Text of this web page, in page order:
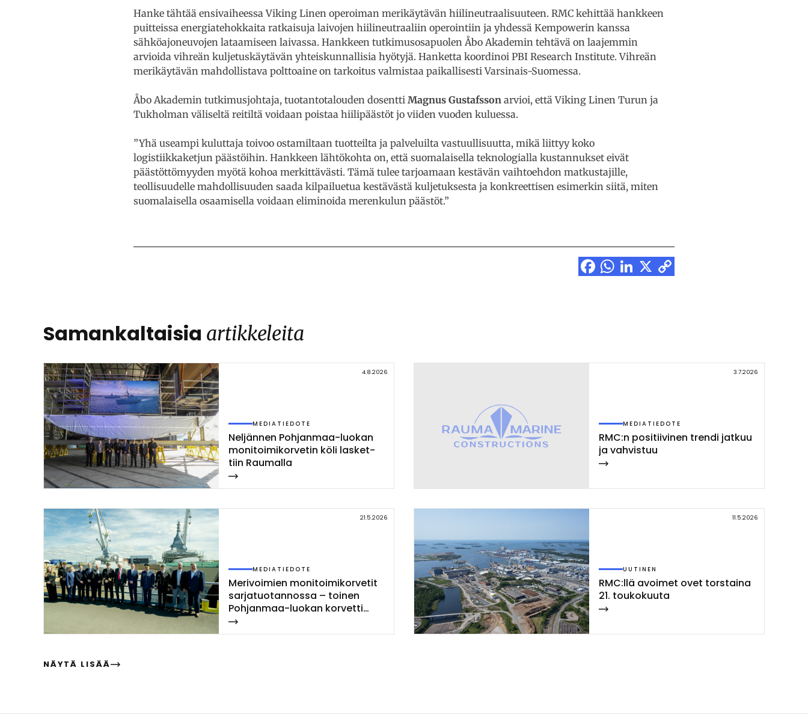
Hanke tähtää ensivaiheessa Viking Linen operoiman merikäytävän hiilineutraalisuuteen. RMC kehittää hankkeen
puitteissa energiatehokkaita ratkaisuja laivojen hiilineutraaliin operointiin ja yhdessä Kempowerin kanssa
sähköajoneuvojen lataamiseen laivassa. Hankkeen tutkimusosapuolen Åbo Akademin tehtävä on laajemmin
arvioida vihreän kuljetuskäytävän yhteiskunnallisia hyötyjä. Hanketta koordinoi PBI Research Institute. Vihreän
merikäytävän mahdollistava polttoaine on tarkoitus valmistaa paikallisesti Varsinais-Suomessa.
Åbo Akademin tutkimusjohtaja, tuotantotalouden dosentti Magnus Gustafsson arvioi, että Viking Linen Turun ja
Tukholman väliseltä reitiltä voidaan poistaa hiilipäästöt jo viiden vuoden kuluessa.
”Yhä useampi kuluttaja toivoo ostamiltaan tuotteilta ja palveluilta vastuullisuutta, mikä liittyy koko
logistiikkaketjun päästöihin. Hankkeen lähtökohta on, että suomalaisella teknologialla kustannukset eivät
päästöttömyyden myötä kohoa merkittävästi. Tämä tulee tarjoamaan kestävän vaihtoehdon matkustajille,
teollisuudelle mahdollisuuden saada kilpailuetua kestävästä kuljetuksesta ja konkreettisen esimerkin siitä, miten
suomalaisella osaamisella voidaan eliminoida merenkulun päästöt.”
Samankaltaisia artikkeleita
4.8.2026
MEDIATIEDOTE
Nel­jän­nen Poh­jan­maa-luo­kan
mo­ni­toi­mi­kor­ve­tin kö­li las­ket­
tiin Rau­mal­la
3.7.2026
MEDIATIEDOTE
RMC:n po­si­tii­vi­nen tren­di jat­kuu
ja vah­vis­tuu
21.5.2026
MEDIATIEDOTE
Me­ri­voi­mien mo­ni­toi­mi­kor­ve­tit
sar­ja­tuo­tan­nos­sa – toi­nen
Poh­jan­maa-luo­kan kor­vet­ti
las­ket­tiin ve­sil­le Rau­mal­la
11.5.2026
UUTINEN
RMC:llä avoi­met ovet tors­tai­na
21. tou­ko­kuu­ta
NÄYTÄ LISÄÄ